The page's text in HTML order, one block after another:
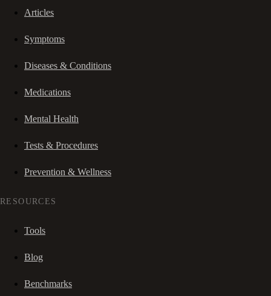
Articles
Symptoms
Diseases & Conditions
Medications
Mental Health
Tests & Procedures
Prevention & Wellness
RESOURCES
Tools
Blog
Benchmarks